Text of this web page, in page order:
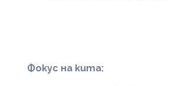
Фокус на кита: